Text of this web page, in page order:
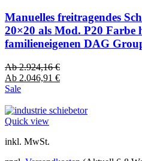
Manuelles freitragendes
20×20 als Mod. P20 Farbe
familieneigenen DAG
Ab2.924,16€
Ab 2.046,91 €
Sale
Quick view
inkl. MwSt.